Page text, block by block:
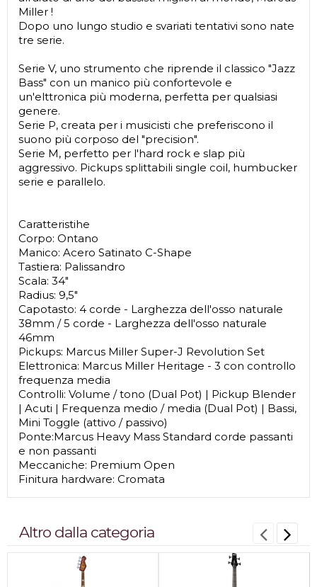
Miller !
Dopo uno lungo studio e svariati tentativi sono nate
tre serie.
Serie V, uno strumento che riprende il classico "Jazz
Bass" con un manico più confortevole e
un'elttronica più moderna, perfetta per qualsiasi
genere.
Serie P, creata per i musicisti che preferiscono il
suono più corposo del "precision".
Serie M, perfetto per l'hard rock e slap più
aggressivo. Pickups splittabili single coil, humbucker
serie e parallelo.
Caratteristihe
Corpo: Ontano
Manico: Acero Satinato C-Shape
Tastiera: Palissandro
Scala: 34"
Radius: 9,5"
Capotasto: 4 corde - Larghezza dell'osso naturale
38mm / 5 corde - Larghezza dell'osso naturale
46mm
Pickups: Marcus Miller Super-J Revolution Set
Elettronica: Marcus Miller Heritage - 3 con controllo
frequenza media
Controlli: Volume / tono (Dual Pot) | Pickup Blender
| Acuti | Frequenza medio / media (Dual Pot) | Bassi,
Mini Toggle (attivo / passivo)
Ponte:Marcus Heavy Mass Standard corde passanti
e non passanti
Meccaniche: Premium Open
Finitura hardware: Cromata
Altro dalla categoria